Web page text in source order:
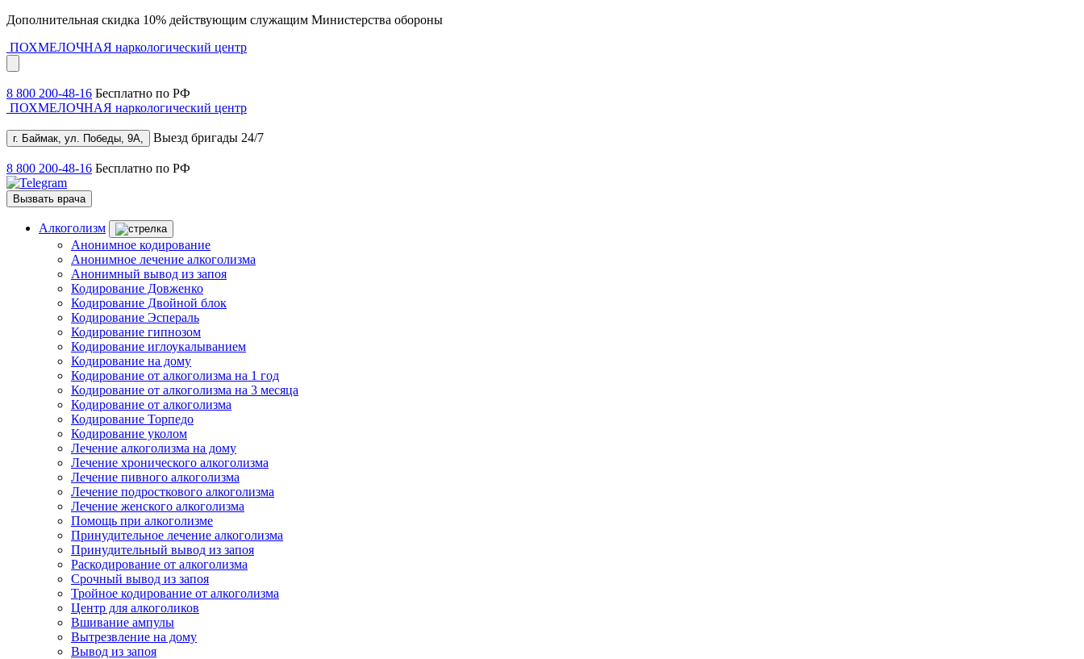
Дополнительная скидка 10% действующим служащим Министерства обороны
ПОХМЕЛОЧНАЯ наркологический центр
8 800 200-48-16 Бесплатно по РФ
ПОХМЕЛОЧНАЯ наркологический центр
г. Баймак, ул. Победы, 9А, Выезд бригады 24/7
8 800 200-48-16 Бесплатно по РФ
Вызвать врача
Алкоголизм
Анонимное кодирование
Анонимное лечение алкоголизма
Анонимный вывод из запоя
Кодирование Довженко
Кодирование Двойной блок
Кодирование Эспераль
Кодирование гипнозом
Кодирование иглоукалыванием
Кодирование на дому
Кодирование от алкоголизма на 1 год
Кодирование от алкоголизма на 3 месяца
Кодирование от алкоголизма
Кодирование Торпедо
Кодирование уколом
Лечение алкоголизма на дому
Лечение хронического алкоголизма
Лечение пивного алкоголизма
Лечение подросткового алкоголизма
Лечение женского алкоголизма
Помощь при алкоголизме
Принудительное лечение алкоголизма
Принудительный вывод из запоя
Раскодирование от алкоголизма
Срочный вывод из запоя
Тройное кодирование от алкоголизма
Центр для алкоголиков
Вшивание ампулы
Вытрезвление на дому
Вывод из запоя